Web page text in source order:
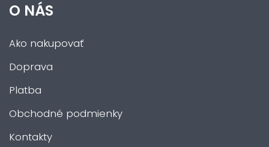
O NÁS
Ako nakupovať
Doprava
Platba
Obchodné podmienky
Kontakty